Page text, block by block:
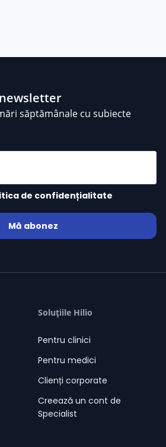
/ 1144 Evaluări
răspunde cu atenție, cât mai
23:55
săptămânale cu subiecte
de confidențialitate
Mă abonez
Soluțiile Hilio
Pentru clinici
Pentru medici
Clienți corporate
Creează un cont de
Specialist